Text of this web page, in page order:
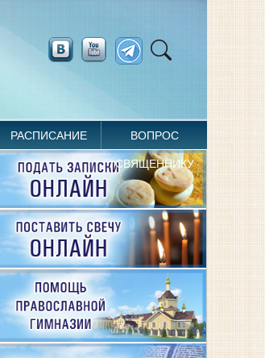
РАСПИСАНИЕ ВОПРОС
СВЯЩЕННИКУ